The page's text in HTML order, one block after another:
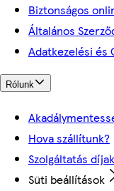
Biztonságos
Általános
Adatkezelési és
Rólunk
Hova szállítunk?
Szolgáltatás díjak
Süti beállítások